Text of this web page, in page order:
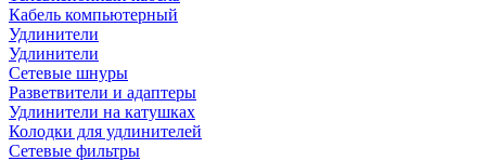
Кабель компьютерный
Удлинители
Удлинители
Сетевые шнуры
Разветвители и адаптеры
Удлинители на катушках
Колодки для удлинителей
Сетевые фильтры